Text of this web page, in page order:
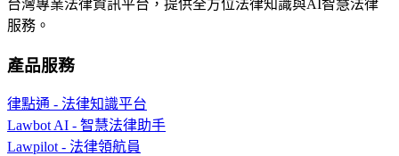
台灣專業法律資訊平台，提供全方位法律知識與AI智慧法律
服務。
產品服務
律點通 - 法律知識平台
Lawbot AI - 智慧法律助手
Lawpilot - 法律領航員